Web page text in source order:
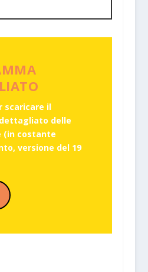
scaricare il
delle
(in costante
versione del 19